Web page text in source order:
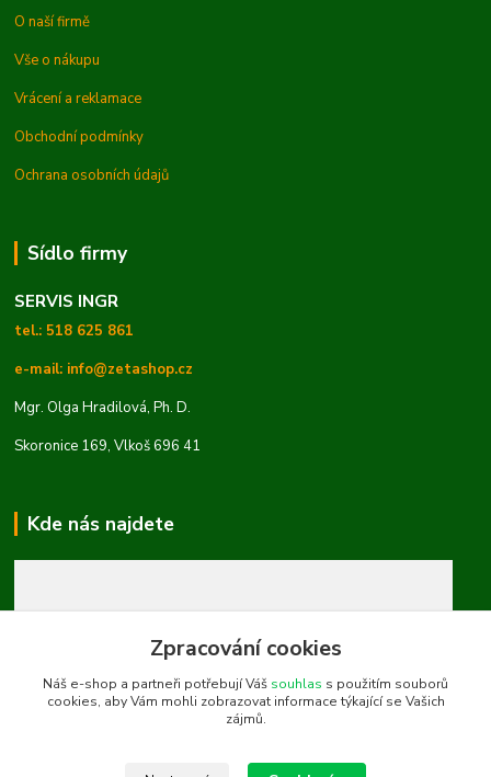
O naší firmě
Vše o nákupu
Vrácení a reklamace
Obchodní podmínky
Ochrana osobních údajů
Sídlo firmy
SERVIS INGR
tel.: 518 625 861
e-mail: info@zetashop.cz
Mgr. Olga Hradilová, Ph. D.
Skoronice 169, Vlkoš 696 41
Kde nás najdete
Zpracování cookies
Náš e-shop a partneři potřebují Váš souhlas s použitím souborů
cookies, aby Vám mohli zobrazovat informace týkající se Vašich
zájmů.